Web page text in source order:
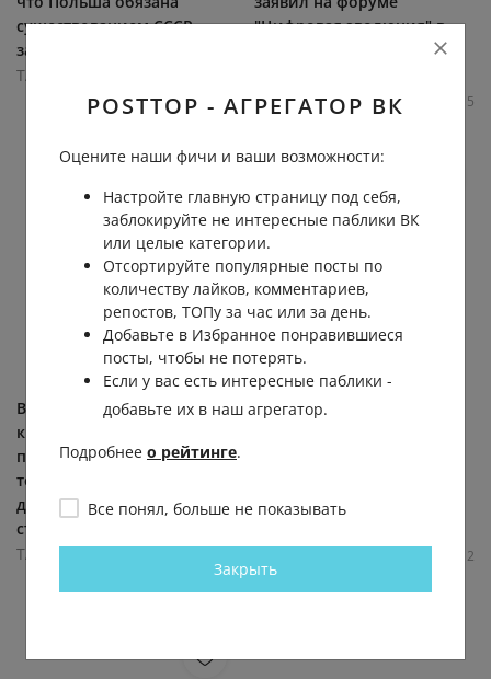
существованием СССР,
заявила...
ТАСС
2.2К 0.0К 0
"Цифровая эволюция" в
4.8К 0.0К 5
В провинции Нонтхабури,
к северу от Бангкока
произошла стрельба на
территории школы. По
данным газеты Khaosod,
стрельбу... (видео)
ТАСС
0
Минцифры не планирует
больше новостей в...
2
POSTTOP - АГРЕГАТОР ВК
Оцените наши фичи и ваши возможности:
Настройте главную страницу под себя,
заблокируйте не интересные паблики ВК
или целые категории.
Отсортируйте популярные посты по
количеству лайков, комментариев,
репостов, ТОПу за час или за день.
Добавьте в Избранное понравившиеся
посты, чтобы не потерять.
Если у вас есть интересные паблики -
добавьте их в наш агрегатор.
Подробнее о рейтинге.
Все понял, больше не показывать
Закрыть